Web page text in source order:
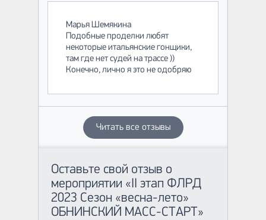
Марья Шемякина
Подобные проделки любят
некоторые итальянские гонщики,
там где нет судей на трассе ))
Конечно, лично я это не одобряю
Читать все отзывы
Оставьте свой отзыв о
мероприятии «II этап ФЛРД
2023 Сезон «весна-лето»
ОБНИНСКИЙ МАСС-СТАРТ»